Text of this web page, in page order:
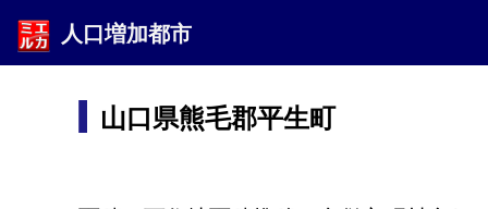
人口増加都市
山口県熊毛郡平生町